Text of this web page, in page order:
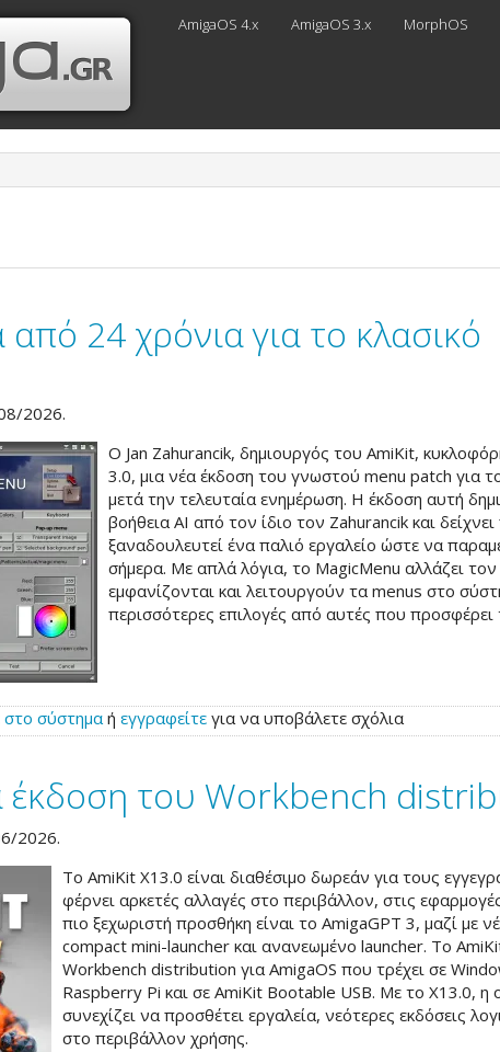
AmigaOS 4.x AmigaOS 3.x MorphOS
24 χρόνια για το κλασικό
2026.
Ο Jan Zahurancik, δημιουργός του AmiKit,
3.0, μια νέα έκδοση του γνωστού menu patch για
μετά την τελευταία ενημέρωση. Η έκδοση αυτή
βοήθεια AI από τον ίδιο τον Zahurancik και
ξαναδουλευτεί ένα παλιό εργαλείο ώστε να
σήμερα. Με απλά λόγια, το MagicMenu αλλάζει
εμφανίζονται και λειτουργούν τα menus στο
περισσότερες επιλογές από αυτές που προσφέρει
στο σύστημαή εγγραφείτε για να υποβάλετε σχόλια
έκδοση του Workbench
2026.
Το AmiKit X13.0 είναι διαθέσιμο δωρεάν για τους
φέρνει αρκετές αλλαγές στο περιβάλλον, στις
πιο ξεχωριστή προσθήκη είναι το AmigaGPT 3, μαζί με
compact mini-launcher και ανανεωμένο launcher. Το
Workbench distribution για AmigaOS που τρέχει σε
Raspberry Pi και σε AmiKit Bootable USB. Με το X13.0, η
συνεχίζει να προσθέτει εργαλεία, νεότερες εκδόσεις
στο περιβάλλον χρήσης.